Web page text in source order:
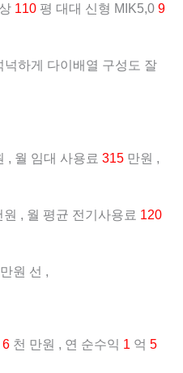
110 평 대대 신형 MIK5,0 9
다이배열 구성도 잘
, 월 임대 사용료 315 만원 ,
원 , 월 평균 전기사용료 120
만원 선 ,
6 천 만원 , 연 순수익 1 억 5